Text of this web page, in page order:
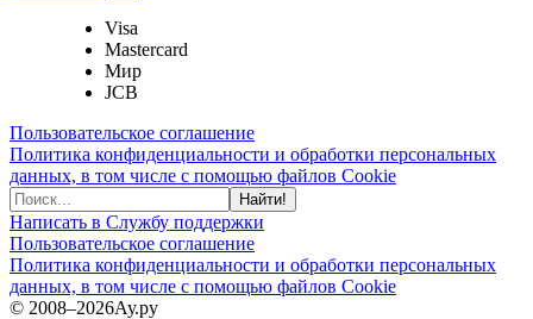
Visa
Mastercard
Мир
JCB
Пользовательское соглашение
Политика конфиденциальности и обработки персональных
данных, в том числе с помощью файлов Cookie
Найти!
Написать в Службу поддержки
Пользовательское соглашение
Политика конфиденциальности и обработки персональных
данных, в том числе с помощью файлов Cookie
© 2008–2026Ау.ру